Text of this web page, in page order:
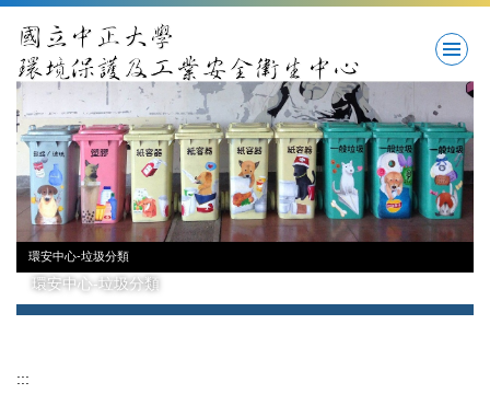
到
主
要
內
容
環安中心-垃圾分類
環安中心-垃圾分類
:::